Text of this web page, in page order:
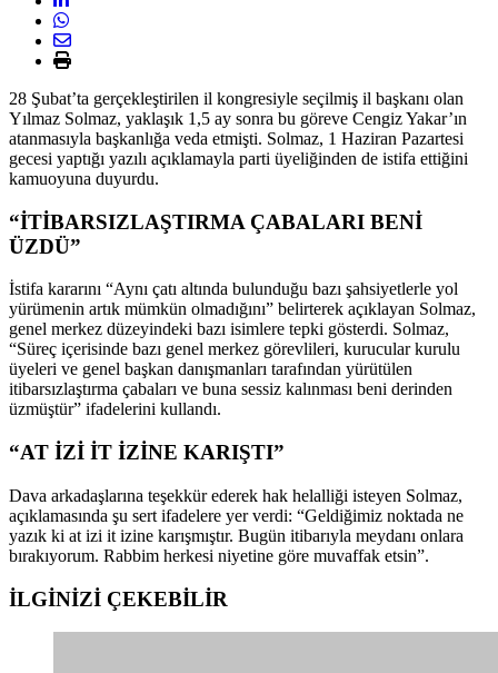
28 Şubat’ta gerçekleştirilen il kongresiyle seçilmiş il başkanı olan
Yılmaz Solmaz, yaklaşık 1,5 ay sonra bu göreve Cengiz Yakar’ın
atanmasıyla başkanlığa veda etmişti. Solmaz, 1 Haziran Pazartesi
gecesi yaptığı yazılı açıklamayla parti üyeliğinden de istifa ettiğini
kamuoyuna duyurdu.
“İTİBARSIZLAŞTIRMA ÇABALARI BENİ
ÜZDÜ”
İstifa kararını “Aynı çatı altında bulunduğu bazı şahsiyetlerle yol
yürümenin artık mümkün olmadığını” belirterek açıklayan Solmaz,
genel merkez düzeyindeki bazı isimlere tepki gösterdi. Solmaz,
“Süreç içerisinde bazı genel merkez görevlileri, kurucular kurulu
üyeleri ve genel başkan danışmanları tarafından yürütülen
itibarsızlaştırma çabaları ve buna sessiz kalınması beni derinden
üzmüştür” ifadelerini kullandı.
“AT İZİ İT İZİNE KARIŞTI”
Dava arkadaşlarına teşekkür ederek hak helalliği isteyen Solmaz,
açıklamasında şu sert ifadelere yer verdi: “Geldiğimiz noktada ne
yazık ki at izi it izine karışmıştır. Bugün itibarıyla meydanı onlara
bırakıyorum. Rabbim herkesi niyetine göre muvaffak etsin”.
İLGİNİZİ ÇEKEBİLİR